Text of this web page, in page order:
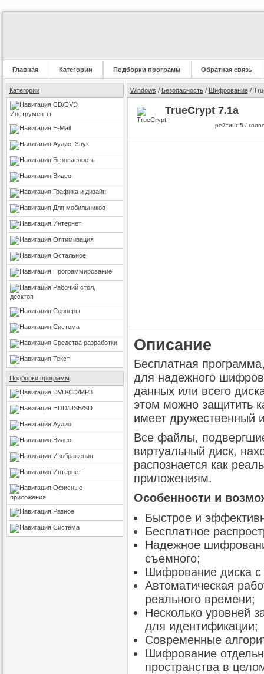
Главная Категории Подборки программ Обратная связь
Категории
CD/DVD
Инструменты
E-Mail
Аудио, Звук
Безопасность
Видео
Графика и дизайн
Для мобильников
Интернет
Оптимизация
Остальное
Программирование
Рабочий стол,
десктоп
Серверы
Система
Средства разработки
Текст
Подборки программ
DVD/CD/MP3
HDD/USB/SD
Аудио
Видео
Изображения
Интернет
Офисные
приложения
Разное
Система
Windows / Безопасность/ Шифрование/
TrueCrypt 7.1a
рейтинг 5 /
Описание
Бесплатная
для надежного
данных или всего
этом можно защитить
имеет дружественный
Все файлы,
виртуальный диск,
распознается как
приложениям.
Особенности и
Быстрое и
Бесплатное
Надежное
съемного;
Шифрование диска с
Автоматическая
реального времени;
Несколько уровней
для идентификации;
Современные
Шифрование
пространства в